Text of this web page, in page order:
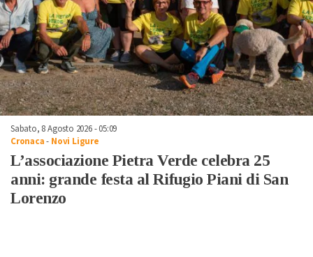
Sabato, 8 Agosto 2026 - 05:09
Cronaca- Novi Ligure
L’associazione Pietra Verde celebra 25
anni: grande festa al Rifugio Piani di San
Lorenzo